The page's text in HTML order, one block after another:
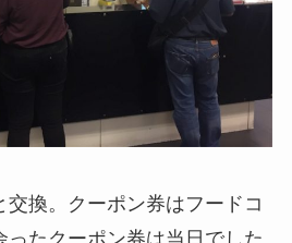
交換。クーポン券はフードコ
ったクーポン券は当日でした